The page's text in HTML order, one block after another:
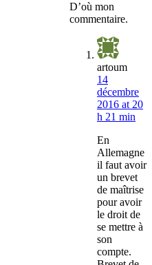
D’où mon
commentaire.
artoum
14
décembre
2016 at 20
h 21 min
En
Allemagne
il faut avoir
un brevet
de maîtrise
pour avoir
le droit de
se mettre à
son
compte.